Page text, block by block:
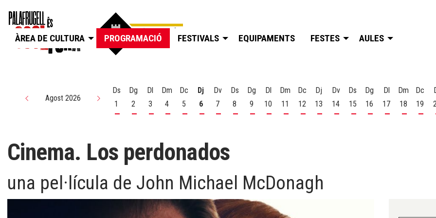
ÀREA DE CULTURA PROGRAMACIÓ FESTIVALS EQUIPAMENTS FESTES AULES
Agost 2026
Ds
1
Dissabte 1 d'agost
Dg
2
Diumenge 2 d'agost
Dl
3
Dilluns 3 d'agost
Dm
4
Dimarts 4 d'agost
Dc
5
Dimecres 5 d'agost
Dj
6
Dijous 6 d'agost
Dv
7
Divendres 7 d'agost
Ds
8
Dissabte 8 d'agost
Dg
9
Diumenge 9 d'agost
Dl
10
Dilluns 10 d'agost
Dm
11
Dimarts 11 d'agost
Dc
12
Dimecres 12 d'agost
Dj
13
Dijous 13 d'agost
Dv
14
Divendres 14 d'agost
Ds
15
Dissabte 15 d'agost
Dg
16
Diumenge 16 d'agost
Dl
17
Dilluns 17
Dm
18
Dimarts
Dc
19
Cinema. Los perdonados
una pel·lícula de John Michael McDonagh